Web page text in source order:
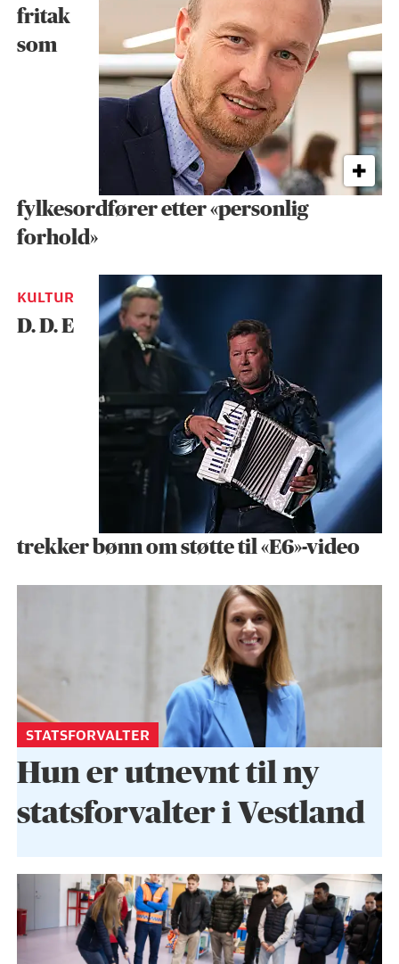
fritak
som
fylkesordfører etter «personlig
forhold»
KULTUR
D. D. E
trekker bønn om støtte til «E6»-video
STATSFORVALTER
Hun er utnevnt til ny
statsforvalter i Vestland